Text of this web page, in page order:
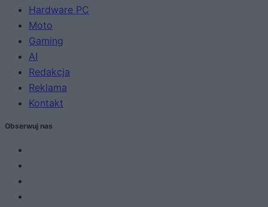
Hardware PC
Moto
Gaming
AI
Redakcja
Reklama
Kontakt
Obserwuj nas